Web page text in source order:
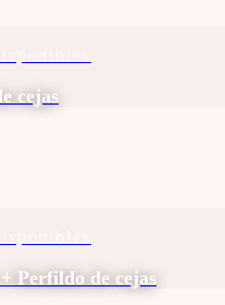
cejas
Perfildo de cejas